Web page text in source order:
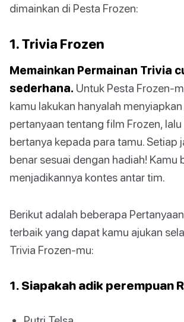
dimainkan di Pesta Frozen:
1. Trivia Frozen
Memainkan Permainan Trivia
sederhana. Untuk Pesta Frozen-
kamu lakukan hanyalah
pertanyaan tentang film Frozen,
bertanya kepada para tamu. Setiap
benar sesuai dengan hadiah! Kamu
menjadikannya kontes antar tim.
Berikut adalah beberapa
terbaik yang dapat kamu ajukan
Trivia Frozen-mu:
1. Siapakah adik perempuan